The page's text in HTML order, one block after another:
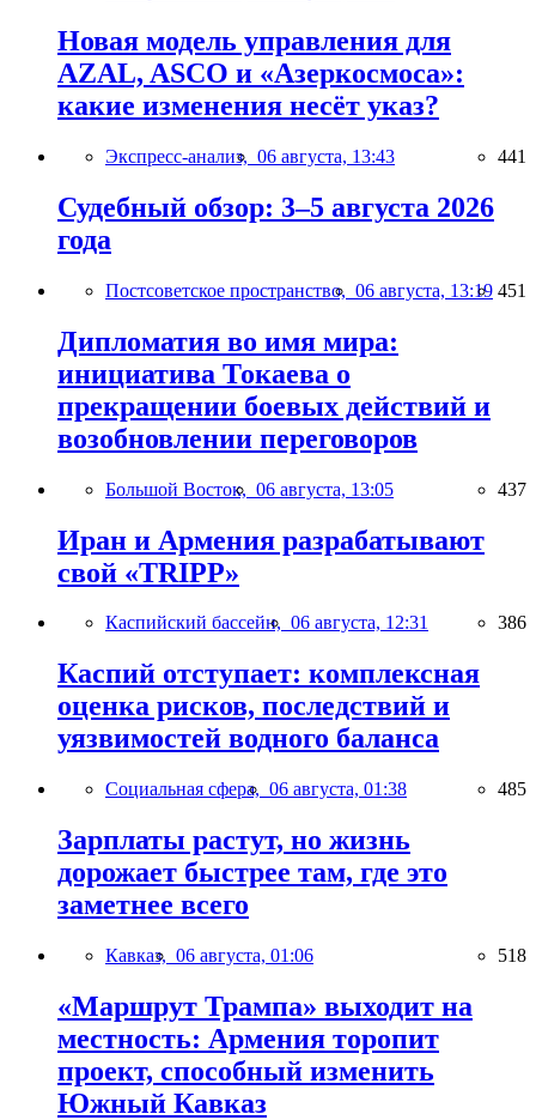
Новая модель управления для
AZAL, ASCO и «Азеркосмоса»:
какие изменения несёт указ?
Экспресс-анализ, 06 августа, 13:43 441
Судебный обзор: 3–5 августа 2026
года
Постсоветское пространство, 06 августа, 13:19 451
Дипломатия во имя мира:
инициатива Токаева о
прекращении боевых действий и
возобновлении переговоров
Большой Восток, 06 августа, 13:05 437
Иран и Армения разрабатывают
свой «TRIPP»
Каспийский бассейн, 06 августа, 12:31 386
Каспий отступает: комплексная
оценка рисков, последствий и
уязвимостей водного баланса
Социальная сфера, 06 августа, 01:38 485
Зарплаты растут, но жизнь
дорожает быстрее там, где это
заметнее всего
Кавказ, 06 августа, 01:06 518
«Маршрут Трампа» выходит на
местность: Армения торопит
проект, способный изменить
Южный Кавказ